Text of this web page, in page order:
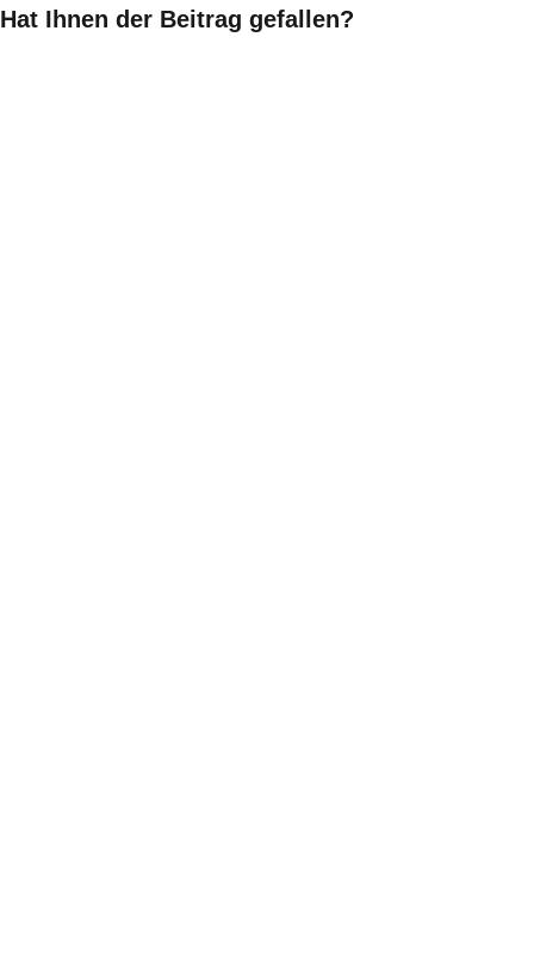
Hat Ihnen der Beitrag gefallen?